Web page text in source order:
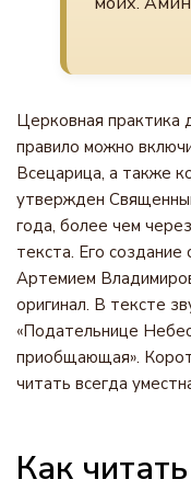
Церковная практика
правило можно
Всецарица, а также
утвержден
года, более чем
текста. Его
Артемием
оригинал. В тексте
«Подательнице
приобщающая».
читать всегда
Как